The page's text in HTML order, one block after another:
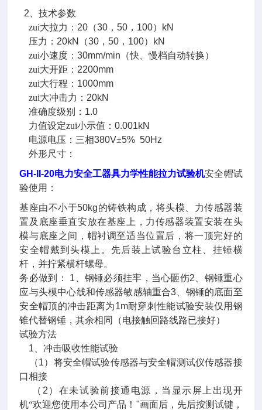
2 、技术参数
zui大拉力： 20 （30 ，50 ， 100） kN
压力： 20kN （30 ，50 ， 100） kN
zui小速度：30mm/min （快、慢档自动转换）
zui大开距： 2200mm
zui大行程： 1000mm
zui大冲击力： 20kN
准确度级别： 1.0
力值设定zui小示值：0.001kN
电源电压：三相380V±5% 50Hz
外形尺寸：
GH-II-20电力安全工器具力学性能拉力试验机安全帽试
验使用：
基座由不小于50kg的铸铁构成，将头模、力传感器装
置及底座垂直安放在基座上，力传感器装置安装在头
模与底座之间，帽衬调至适当位置后，将一顶完好的
安全帽戴到头模上。先后装上试验台立柱、挂锤横
杆，并拧紧横杆螺母。
务必做到：
1 、钢锤必须挂牢，当心砸伤2 、钢锤重心
应与头模中心线和传感器敏感轴重合3 、钢锤的底面至
安全帽顶的冲击距离为1m耐穿刺性能试验安装仅用钢
锥代替钢锤，其余相同（电接触回路线路已接好）
试验方法
1 、冲击吸收性能试验
（1）将安全帽试验传感器与安全帽测试仪传感器接
口相接
（ 2 ）在未试验前接通电源，当显示屏上出现开
机“欢迎您使用本公司产品！ "画面后，先后按测试键，